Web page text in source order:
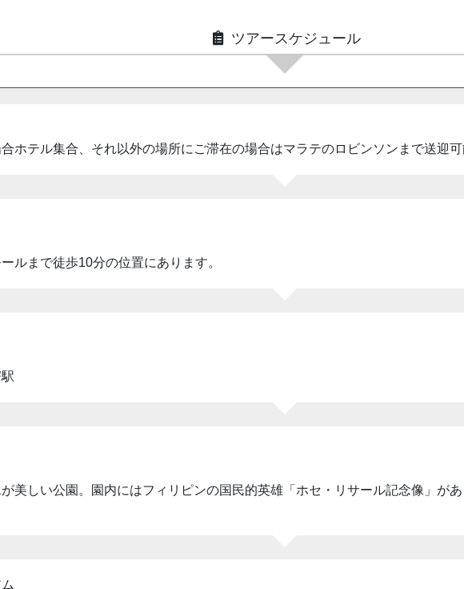
ツアースケジュール
合ホテル集合、それ以外の場所にご滞在の場合はマラテのロビンソンまで送迎
ルまで徒歩10分の位置にあります。
美しい公園。園内にはフィリピンの国民的英雄「ホセ・リサール記念像」が